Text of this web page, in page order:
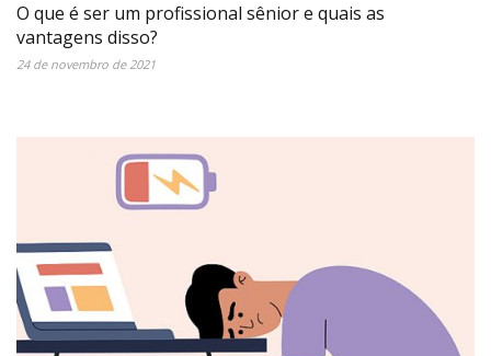
O que é ser um profissional sênior e quais as
vantagens disso?
24 de novembro de 2021